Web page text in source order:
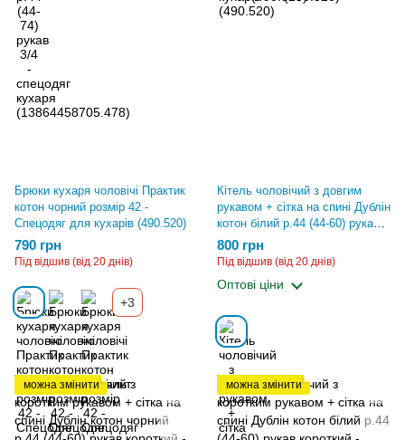
Брюки кухаря чоловічі Практик
котон чорний розмір 42 -
Спецодяг для кухарів (490.520)
790 грн
Під відшив (від 20 днів)
+3
Кітель чоловічий з довгим
рукавом + сітка на спині Дублін
котон білий р.44 (44-60) рукав
довгий - спецодяг кухаря
(2671661102.504)
800 грн
Під відшив (від 20 днів)
Оптові ціни
можна змінити можна змінити